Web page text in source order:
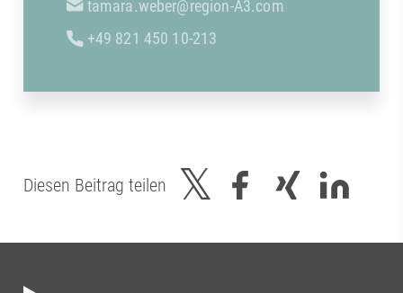
tamara.weber@region-A3.com
+49 821 450 10-213
Diesen Beitrag teilen